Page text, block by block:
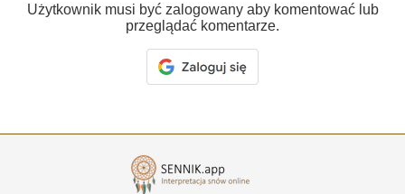
Użytkownik musi być zalogowany aby komentować lub
przeglądać komentarze.